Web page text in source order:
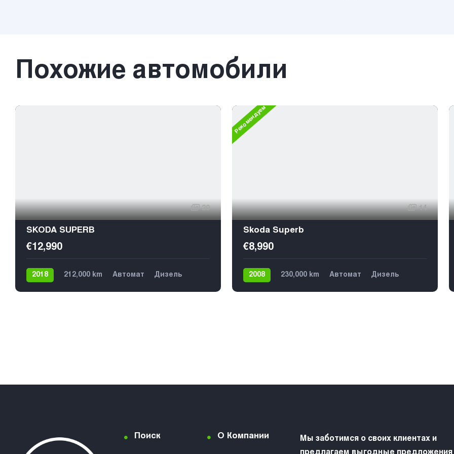
Похожие автомобили
20
SKODA SUPERB
€12,990
2018 212,000 km Автомат
Дизель
Рекомендуем
14
Skoda Superb
€8,990
2008 230,000 km Автомат
Дизель
Поиск О Компании
Мы заботимся о своих клиентах и
предлагаем выгодные предложения